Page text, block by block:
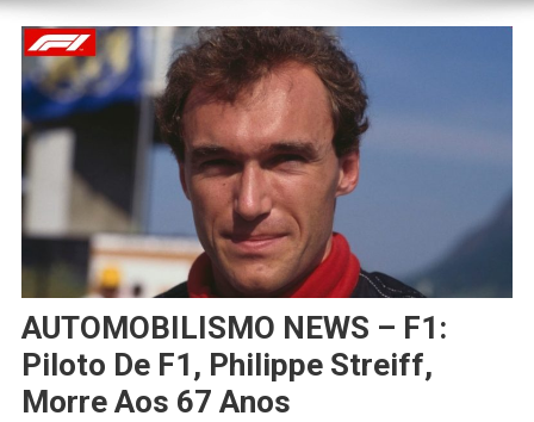
AUTOMOBILISMO NEWS – F1:
Piloto De F1, Philippe Streiff,
Morre Aos 67 Anos